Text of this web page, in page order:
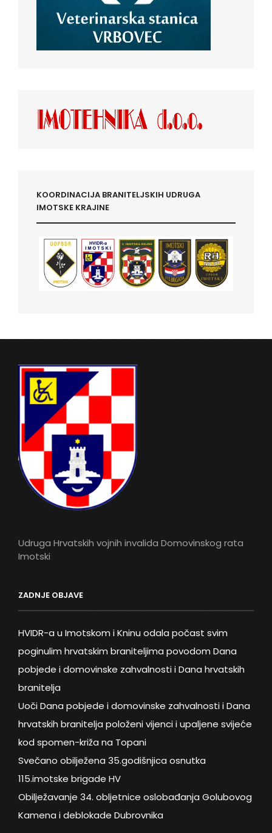
KOORDINACIJA BRANITELJSKIH UDRUGA
IMOTSKE KRAJINE
Udruga Hrvatskih vojnih invalida Domovinskog rata
Imotski
ZADNJE OBJAVE
HVIDR-a u Imotskom i Kninu odala počast svim
poginulim hrvatskim braniteljima povodom Dana
pobjede i domovinske zahvalnosti i Dana hrvatskih
branitelja
Uoči Dana pobjede i domovinske zahvalnosti i Dana
hrvatskih branitelja položeni vijenci i upaljene svijeće
kod spomen-križa na Topani
Svečano obilježena 35.godišnjica osnutka
115.imotske brigade HV
Obilježavanje 34. obljetnice oslobađanja Golubovog
Kamena i deblokade Dubrovnika